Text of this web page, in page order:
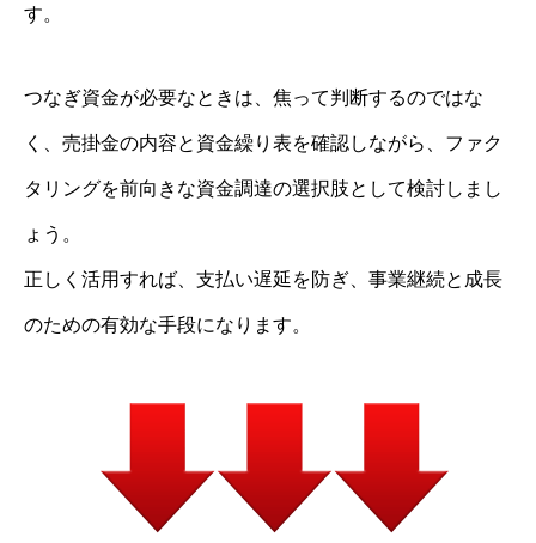
す。
つなぎ資金が必要なときは、焦って判断するのではな
く、売掛金の内容と資金繰り表を確認しながら、ファク
タリングを前向きな資金調達の選択肢として検討しまし
ょう。
正しく活用すれば、支払い遅延を防ぎ、事業継続と成長
のための有効な手段になります。